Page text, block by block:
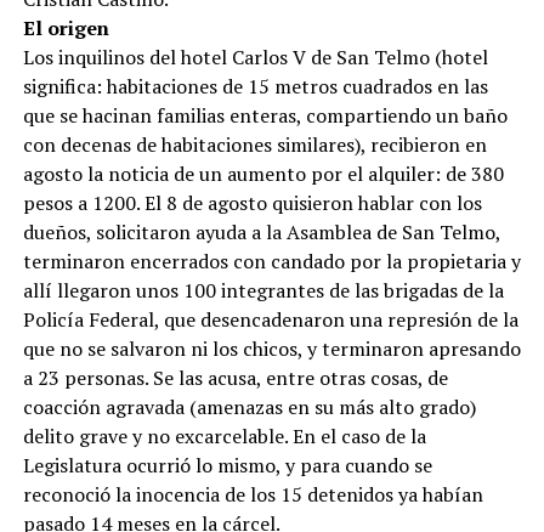
El origen
Los inquilinos del hotel Carlos V de San Telmo (hotel
significa: habitaciones de 15 metros cuadrados en las
que se hacinan familias enteras, compartiendo un baño
con decenas de habitaciones similares), recibieron en
agosto la noticia de un aumento por el alquiler: de 380
pesos a 1200. El 8 de agosto quisieron hablar con los
dueños, solicitaron ayuda a la Asamblea de San Telmo,
terminaron encerrados con candado por la propietaria y
allí llegaron unos 100 integrantes de las brigadas de la
Policía Federal, que desencadenaron una represión de la
que no se salvaron ni los chicos, y terminaron apresando
a 23 personas. Se las acusa, entre otras cosas, de
coacción agravada (amenazas en su más alto grado)
delito grave y no excarcelable. En el caso de la
Legislatura ocurrió lo mismo, y para cuando se
reconoció la inocencia de los 15 detenidos ya habían
pasado 14 meses en la cárcel.